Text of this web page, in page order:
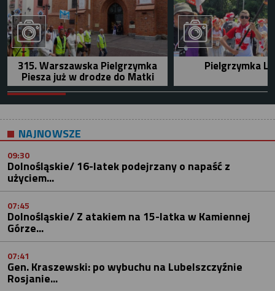
315. Warszawska Pielgrzymka
Piesza już w drodze do Matki
Pielgrzymka
NAJNOWSZE
09:30
Dolnośląskie/ 16-latek podejrzany o napaść z
użyciem...
07:45
Dolnośląskie/ Z atakiem na 15-latka w Kamiennej
Górze...
07:41
Gen. Kraszewski: po wybuchu na Lubelszczyźnie
Rosjanie...